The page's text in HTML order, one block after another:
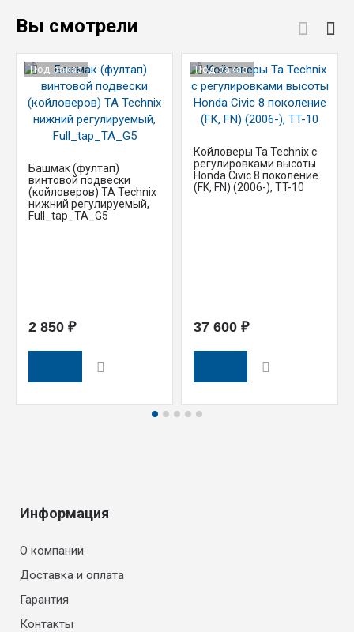
Вы смотрели
Под заказ
Башмак (фултап)
винтовой подвески
(койловеров) TA Technix
нижний регулируемый,
Full_tap_TA_G5
2 850 ₽
Под заказ
Койловеры Ta Technix с
регулировками высоты
Honda Civic 8 поколение
(FK, FN) (2006-), TT-10
37 600 ₽
Информация
О компании
Доставка и оплата
Гарантия
Контакты